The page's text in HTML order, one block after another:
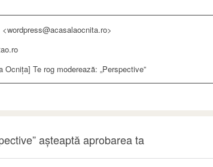
Ocnița] Te rog moderează: „Perspective”
așteaptă aprobarea ta